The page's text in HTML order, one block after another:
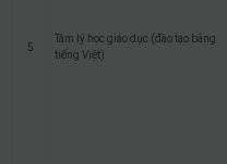
5
Tâm lý học giáo dục (đào tạo bằng
tiếng Việt)